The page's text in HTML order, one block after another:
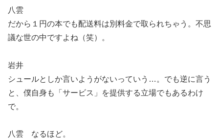
八雲
だから１円の本でも配送料は別料金で取られちゃう。不思
議な世の中ですよね（笑）。
岩井
シュールとしか言いようがないっていう…。でも逆に言う
と、僕自身も「サービス」を提供する立場でもあるわけ
で。
八雲 なるほど。